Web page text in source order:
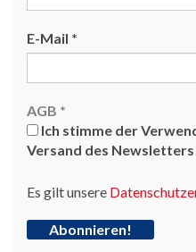
E-Mail *
AGB *
Ich stimme der
Versand des Newsletters
Es gilt unsere